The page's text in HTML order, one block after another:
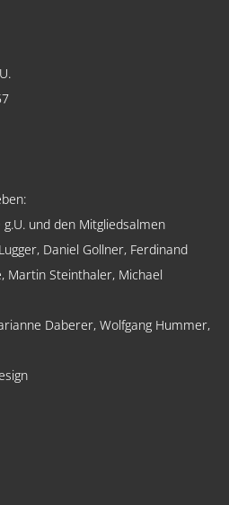
und den Mitgliedsalmen
Daniel Gollner, Ferdinand
Martin Steinthaler, Michael
Daberer, Wolfgang Hummer,